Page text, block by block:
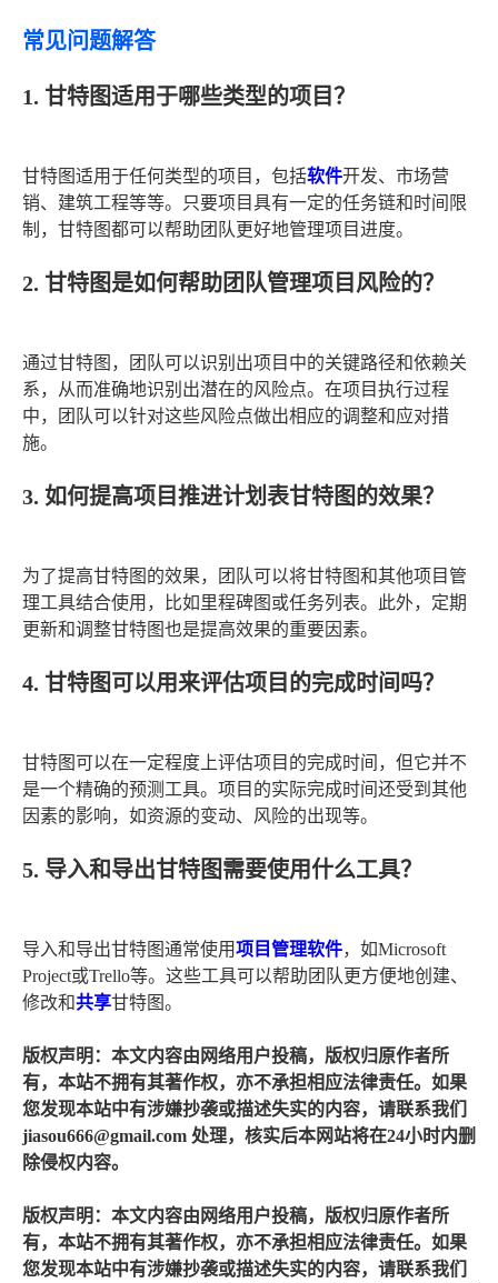
常见问题解答
1. 甘特图适用于哪些类型的项目？
甘特图适用于任何类型的项目，包括软件开发、市场营
销、建筑工程等等。只要项目具有一定的任务链和时间限
制，甘特图都可以帮助团队更好地管理项目进度。
2. 甘特图是如何帮助团队管理项目风险的？
通过甘特图，团队可以识别出项目中的关键路径和依赖关
系，从而准确地识别出潜在的风险点。在项目执行过程
中，团队可以针对这些风险点做出相应的调整和应对措
施。
3. 如何提高项目推进计划表甘特图的效果？
为了提高甘特图的效果，团队可以将甘特图和其他项目管
理工具结合使用，比如里程碑图或任务列表。此外，定期
更新和调整甘特图也是提高效果的重要因素。
4. 甘特图可以用来评估项目的完成时间吗？
甘特图可以在一定程度上评估项目的完成时间，但它并不
是一个精确的预测工具。项目的实际完成时间还受到其他
因素的影响，如资源的变动、风险的出现等。
5. 导入和导出甘特图需要使用什么工具？
导入和导出甘特图通常使用项目管理软件，如Microsoft
Project或Trello等。这些工具可以帮助团队更方便地创建、
修改和共享甘特图。
版权声明：本文内容由网络用户投稿，版权归原作者所
有，本站不拥有其著作权，亦不承担相应法律责任。如果
您发现本站中有涉嫌抄袭或描述失实的内容，请联系我们
jiasou666@gmail.com 处理，核实后本网站将在24小时内删
除侵权内容。
版权声明：本文内容由网络用户投稿，版权归原作者所
有，本站不拥有其著作权，亦不承担相应法律责任。如果
您发现本站中有涉嫌抄袭或描述失实的内容，请联系我们